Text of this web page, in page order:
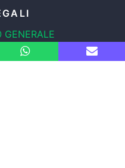
GENERALE
DATI
COOKIES